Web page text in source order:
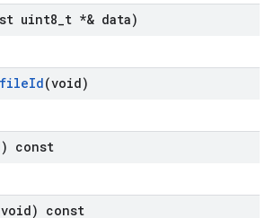
uint8 t *& data)
Id(void)
const
const